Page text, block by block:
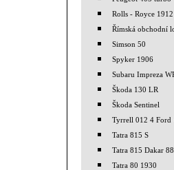
Rolls - Royce 1912
Římská obchodní
Simson 50
Spyker 1906
Subaru Impreza
Škoda 130 LR
Škoda Sentinel
Tyrrell 012 4 Ford
Tatra 815 S
Tatra 815 Dakar 88
Tatra 80 1930